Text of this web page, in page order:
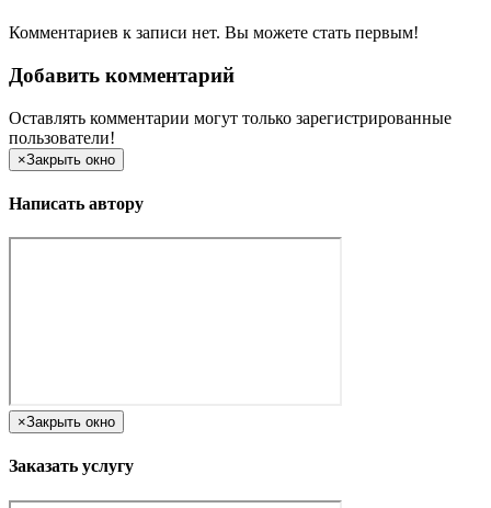
Комментариев к записи нет. Вы можете стать первым!
Добавить комментарий
Оставлять комментарии могут только зарегистрированные
пользователи!
×Закрыть окно
Написать автору
×Закрыть окно
Заказать услугу